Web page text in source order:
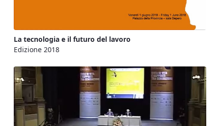
La tecnologia e il futuro del lavoro
Edizione 2018